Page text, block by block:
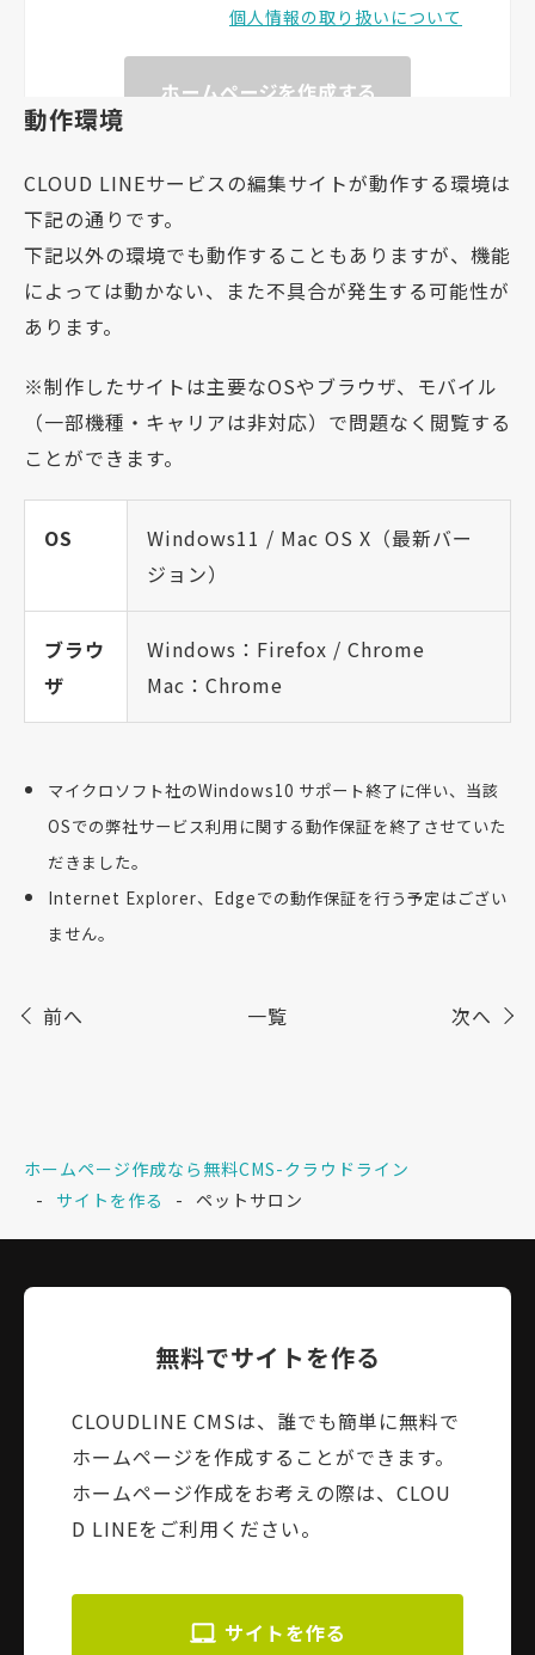
動作環境
CLOUD LINEサービスの編集サイトが動作する環境は
下記の通りです。
下記以外の環境でも動作することもありますが、機能
によっては動かない、また不具合が発生する可能性が
あります。
※制作したサイトは主要なOSやブラウザ、モバイル
（一部機種・キャリアは非対応）で問題なく閲覧する
ことができます。
OS
Windows11 / Mac OS X（最新バー
ジョン）
ブラウ
ザ
Windows：Firefox / Chrome
Mac：Chrome
マイクロソフト社のWindows10 サポート終了に伴い、当該
OSでの弊社サービス利用に関する動作保証を終了させていた
だきました。
Internet Explorer、Edgeでの動作保証を行う予定はござい
ません。
前へ 一覧 次へ
ホームページ作成なら無料CMS-クラウドライン
サイトを作る
ペットサロン
無料でサイトを作る
CLOUDLINE CMSは、誰でも簡単に無料で
ホームページを作成することができます。
ホームページ作成をお考えの際は、CLOU
D LINEをご利用ください。
サイトを作る